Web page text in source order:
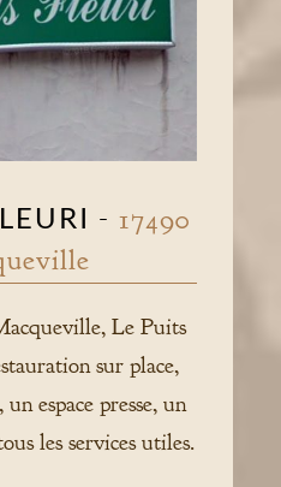
- 17490
Le Puits
sur place,
espace presse, un
les services utiles.